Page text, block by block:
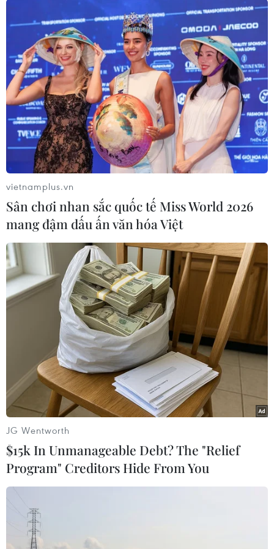
địa phương, tháo gỡ nút thắt về mỏ vật liệu. Bởi,
thiếu vật liệu san lấp các khu tái định cư sẽ là
điểm nghẽn gây khó khăn trong giải phóng mặt
bằng./.
(TTXVN/Vietnam+)
#cao tốc Bắc-Nam phía Đông
#thi công
#tái định cư
#giải phóng mặt bằng
Bình Định
Gia Lai
Theo dõi VietnamPlus
TIN LIÊN QUAN
vietnamplus.vn
Sân chơi nhan sắc quốc tế Miss World 2026
mang đậm dấu ấn văn hóa Việt
JG Wentworth
$15k In Unmanageable Debt? The "Relief
Program" Creditors Hide From You